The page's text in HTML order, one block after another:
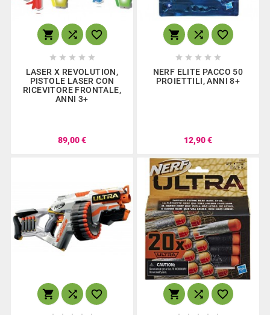
  
    
LASER X REVOLUTION,
PISTOLE LASER CON
RICEVITORE FRONTALE,
ANNI 3+
89,00 €
  
    
NERF ELITE PACCO 50
PROIETTILI, ANNI 8+
12,90 €
     